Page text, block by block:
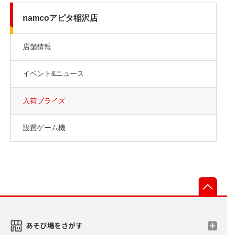
namcoアピタ稲沢店
店舗情報
イベント&ニュース
入荷プライズ
設置ゲーム機
あそび場をさがす